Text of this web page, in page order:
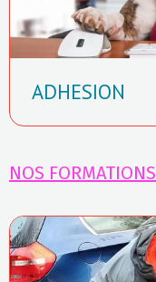
ADHESION
NOS FORMATIONS